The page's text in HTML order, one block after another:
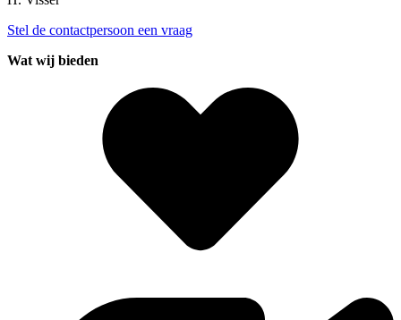
Stel de contactpersoon een vraag
Wat wij bieden